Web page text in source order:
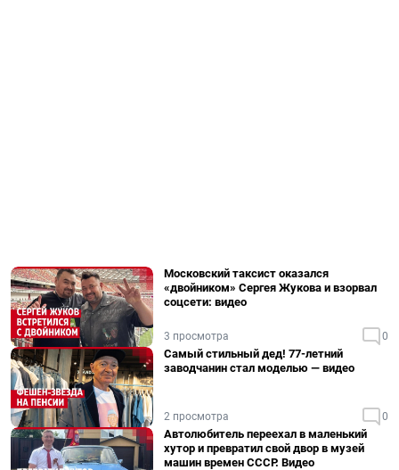
Московский таксист оказался
«двойником» Сергея Жукова и взорвал
соцсети: видео
3 просмотра 0
Самый стильный дед! 77-летний
заводчанин стал моделью — видео
2 просмотра 0
Автолюбитель переехал в маленький
хутор и превратил свой двор в музей
машин времен СССР. Видео